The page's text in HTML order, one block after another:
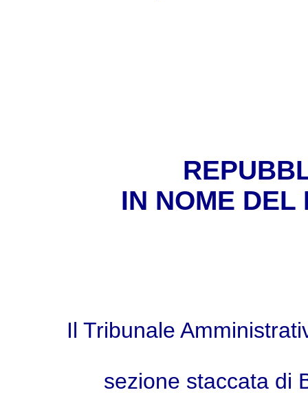
IN NOME DEL
Il Tribunale
sezione staccata di